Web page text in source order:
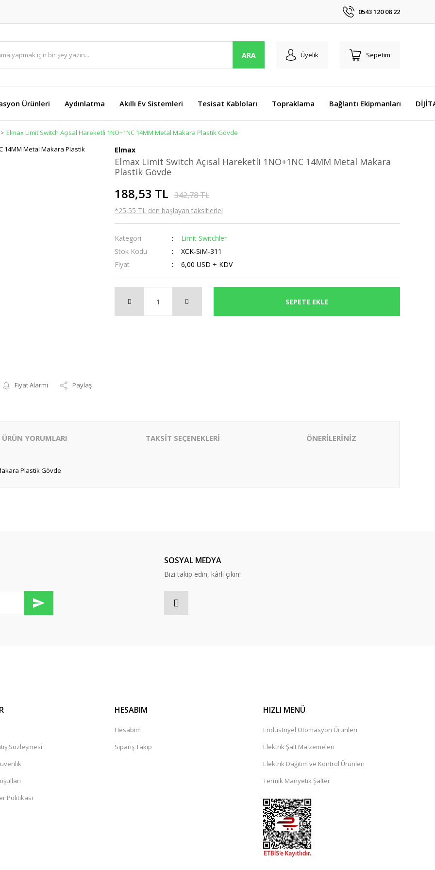
0543 120 08 22
ARA Üyelik Sepetim
Ürünleri Aydınlatma Akıllı Ev Sistemleri Tesisat Kabloları Topraklama Bağlantı Ekipmanları
Elmax Limit Switch Açısal Hareketli 1NO+1NC 14MM Metal Makara Plastik Gövde
Fiyat Alarmı Paylaş
Elmax
Elmax Limit Switch Açısal Hareketli 1NO+1NC 14MM Metal Makara
Plastik Gövde
188,53 TL 342,78 TL
*25,55 TL den başlayan taksitlerle!
Kategori
Limit Switchler
Stok Kodu
XCK-SiM-311
Fiyat
6,00 USD + KDV
SEPETE EKLE
ÜRÜN YORUMLARI TAKSİT SEÇENEKLERİ ÖNERİLERİNİZ
Plastik Gövde
SOSYAL MEDYA
Bizi takip edin, kârlı çıkın!
Sözleşmesi
Politikası
HESABIM
Hesabım
Sipariş Takip
HIZLI MENÜ
Endüstriyel Otomasyon Ürünleri
Elektrik Şalt Malzemeleri
Elektrik Dağıtım ve Kontrol Ürünleri
Termik Manyetik Şalter